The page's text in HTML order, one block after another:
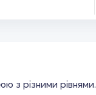
з різними рівнями.